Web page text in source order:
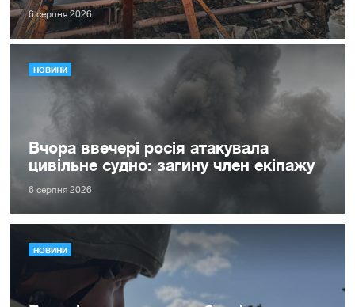
6 серпня 2026
НОВИНИ
Вчора ввечері росія атакувала
цивільне судно: загину член екіпажу
6 серпня 2026
НОВИНИ